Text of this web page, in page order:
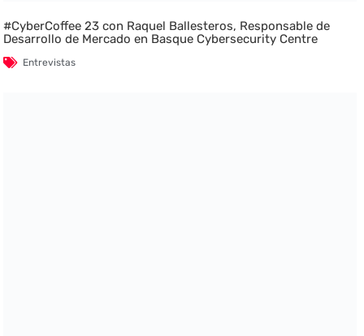
#CyberCoffee 23 con Raquel Ballesteros, Responsable de
Desarrollo de Mercado en Basque Cybersecurity Centre
Entrevistas